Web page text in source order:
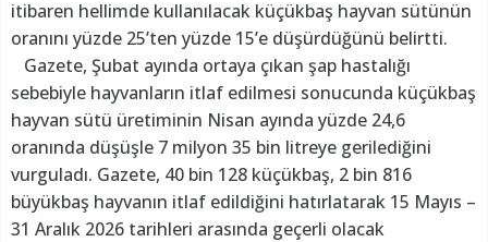
itibaren hellimde kullanılacak küçükbaş hayvan sütünün
oranını yüzde 25’ten yüzde 15’e düşürdüğünü belirtti.
Gazete, Şubat ayında ortaya çıkan şap hastalığı
sebebiyle hayvanların itlaf edilmesi sonucunda küçükbaş
hayvan sütü üretiminin Nisan ayında yüzde 24,6
oranında düşüşle 7 milyon 35 bin litreye gerilediğini
vurguladı. Gazete, 40 bin 128 küçükbaş, 2 bin 816
büyükbaş hayvanın itlaf edildiğini hatırlatarak 15 Mayıs –
31 Aralık 2026 tarihleri arasında geçerli olacak